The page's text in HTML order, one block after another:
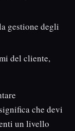
gestione degli
del cliente,
che devi
un livello